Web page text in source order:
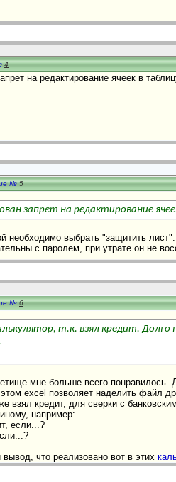
4
на редактирование ячеек в
№5
запрет на редактирование
необходимо выбрать "защитить
с паролем, при утрате он не
№6
т.к. взял кредит.
мне больше всего
excel позволяет наделить файл
взял кредит, для сверки с
например:
если...?
что реализовано вот в этих